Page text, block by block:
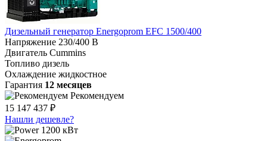
Дизельный генератор Energoprom EFC 1500/400
Напряжение 230/400 В
Двигатель Cummins
Топливо дизель
Охлаждение жидкостное
Гарантия 12 месяцев
Рекомендуем
15 147 437 ₽
Нашли дешевле?
1200 кВт